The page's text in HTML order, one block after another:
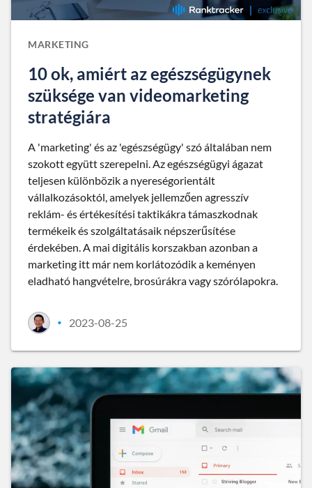
MARKETING
10 ok, amiért az egészségügynek
szüksége van videomarketing
stratégiára
A 'marketing' és az 'egészségügy' szó általában nem
szokott együtt szerepelni. Az egészségügyi ágazat
teljesen különbözik a nyereségorientált
vállalkozásoktól, amelyek jellemzően agresszív
reklám- és értékesítési taktikákra támaszkodnak
termékeik és szolgáltatásaik népszerűsítése
érdekében. A mai digitális korszakban azonban a
marketing itt már nem korlátozódik a keményen
eladható hangvételre, brosúrákra vagy szórólapokra.
• 2023-08-25